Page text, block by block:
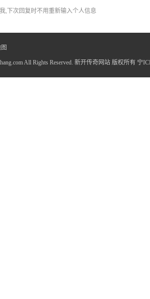
,下次回复时不用重新输入个人信息
All Rights Reserved. 新开传奇网站 版权所有 宁